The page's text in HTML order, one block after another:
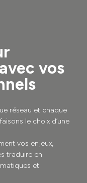
vos
réseau et chaque
le choix d’une
vos enjeux,
traduire en
et